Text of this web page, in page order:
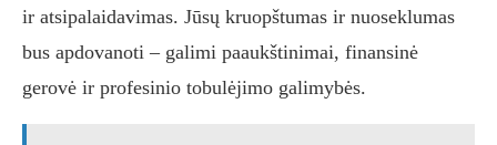
ir atsipalaidavimas. Jūsų kruopštumas ir nuoseklumas
bus apdovanoti – galimi paaukštinimai, finansinė
gerovė ir profesinio tobulėjimo galimybės.